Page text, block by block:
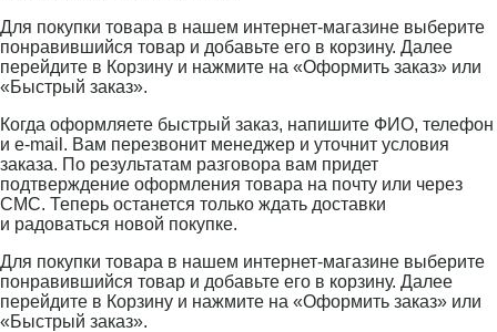
Для покупки товара в нашем интернет-магазине выберите
понравившийся товар и добавьте его в корзину. Далее
перейдите в Корзину и нажмите на «Оформить заказ» или
«Быстрый заказ».
Когда оформляете быстрый заказ, напишите ФИО, телефон
и e-mail. Вам перезвонит менеджер и уточнит условия
заказа. По результатам разговора вам придет
подтверждение оформления товара на почту или через
СМС. Теперь останется только ждать доставки
и радоваться новой покупке.
Для покупки товара в нашем интернет-магазине выберите
понравившийся товар и добавьте его в корзину. Далее
перейдите в Корзину и нажмите на «Оформить заказ» или
«Быстрый заказ».